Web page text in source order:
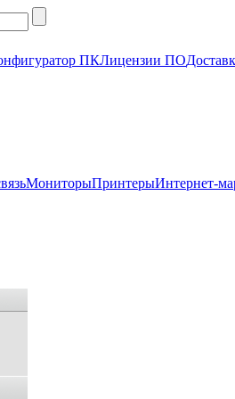
ПКЛицензии ПО
МониторыПринтерыИнтернет-